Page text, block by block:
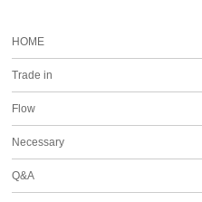
HOME
Trade in
Flow
Necessary
Q&A